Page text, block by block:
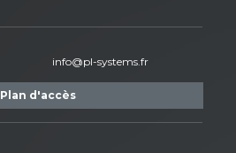
info@pl-systems.fr
Plan d'accès